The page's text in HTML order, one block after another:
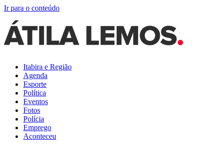
Ir para o conteúdo
Itabira e Região
Agenda
Esporte
Política
Eventos
Fotos
Polícia
Emprego
Aconteceu